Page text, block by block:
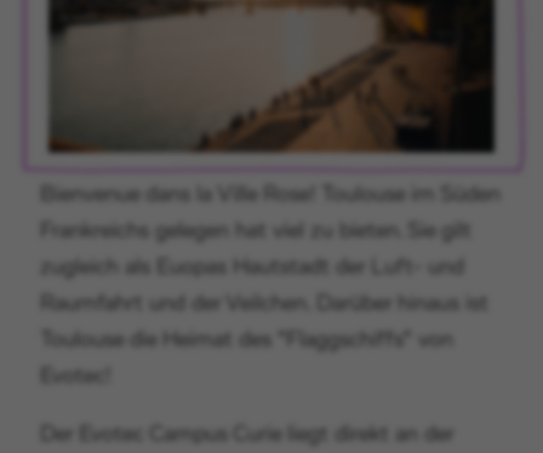
Bienvenue dans la Ville Rose! Toulouse im Süden
Frankreichs gelegen hat viel zu bieten. Sie gilt
zugleich als Euopas Hautstadt der Luft- und
Raumfahrt und der Veilchen. Darüber hinaus ist
Toulouse die Heimat des "Flaggschiffs" von
Evotec!
Der Evotec Campus Curie liegt direkt an der